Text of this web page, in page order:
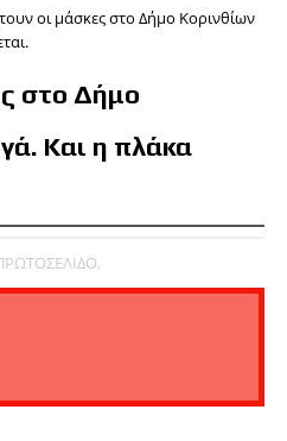
οι μάσκες στο Δήμο Κορινθίων
στο Δήμο
Και η πλάκα